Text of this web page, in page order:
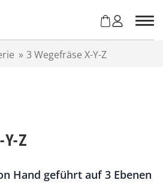
» 3 Wegefräse X-Y-Z
Z
Hand geführt auf 3 Ebenen